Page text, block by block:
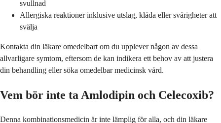
svullnad
Allergiska reaktioner inklusive utslag, klåda eller svårigheter att
svälja
Kontakta din läkare omedelbart om du upplever någon av dessa
allvarligare symtom, eftersom de kan indikera ett behov av att justera
din behandling eller söka omedelbar medicinsk vård.
Vem bör inte ta Amlodipin och Celecoxib?
Denna kombinationsmedicin är inte lämplig för alla, och din läkare